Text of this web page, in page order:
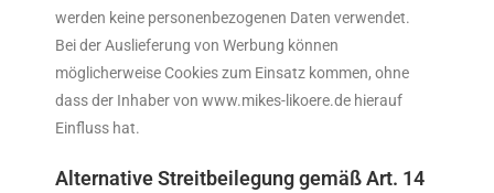
werden keine personenbezogenen Daten verwendet.
Bei der Auslieferung von Werbung können
möglicherweise Cookies zum Einsatz kommen, ohne
dass der Inhaber von www.mikes-likoere.de hierauf
Einfluss hat.
Alternative Streitbeilegung gemäß Art. 14